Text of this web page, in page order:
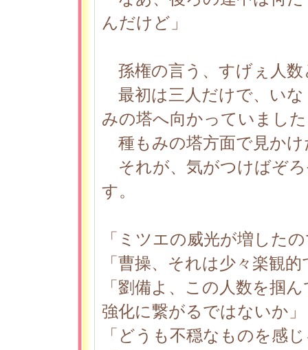
んだけど」
孫権の言う、すげぇ人数
最初は三人だけで、いな
みの塔へ向かっていまし
種もみの塔方面で見か
それが、気がつけばぞ
す。
「ミツエの威光が増した
「曹操、それは少々楽観
「劉備よ、この人数を掴
強化に繋がるではないか」
「どうも不穏なものを感